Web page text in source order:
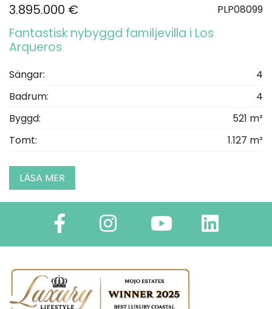
3.895.000 € PLP08099
Fantastisk nybyggd familjevilla i Los
Arqueros
Sängar:
4
Badrum:
4
Byggd:
521 m²
Tomt:
1.127 m²
LÄSA MER